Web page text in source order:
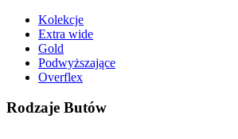
Kolekcje
Extra wide
Gold
Podwyższające
Overflex
Rodzaje Butów